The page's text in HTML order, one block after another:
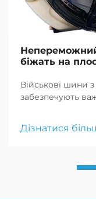
Непереможний
біжать на
Військові шини
забезпечують
важливим для
Дізнатися